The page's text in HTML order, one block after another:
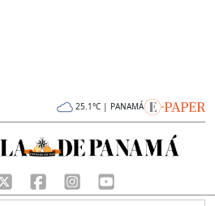
25.1°C | PANAMÁ